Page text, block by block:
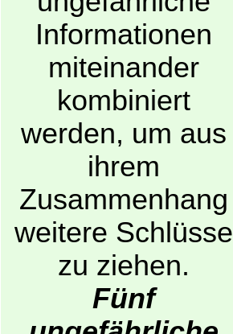
Informationen
miteinander
kombiniert
werden, um aus
ihrem
Zusammenhang
weitere Schlüsse
zu ziehen.
Fünf